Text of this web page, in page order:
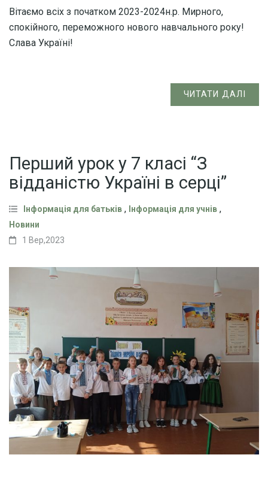
Вітаємо всіх з початком 2023-2024н.р. Мирного,
спокійного, переможного нового навчального року!
Слава Україні!
ЧИТАТИ ДАЛІ
Перший урок у 7 класі “З
відданістю Україні в серці”
Інформація для батьків , Інформація для учнів ,
Новини
1 Вер,2023